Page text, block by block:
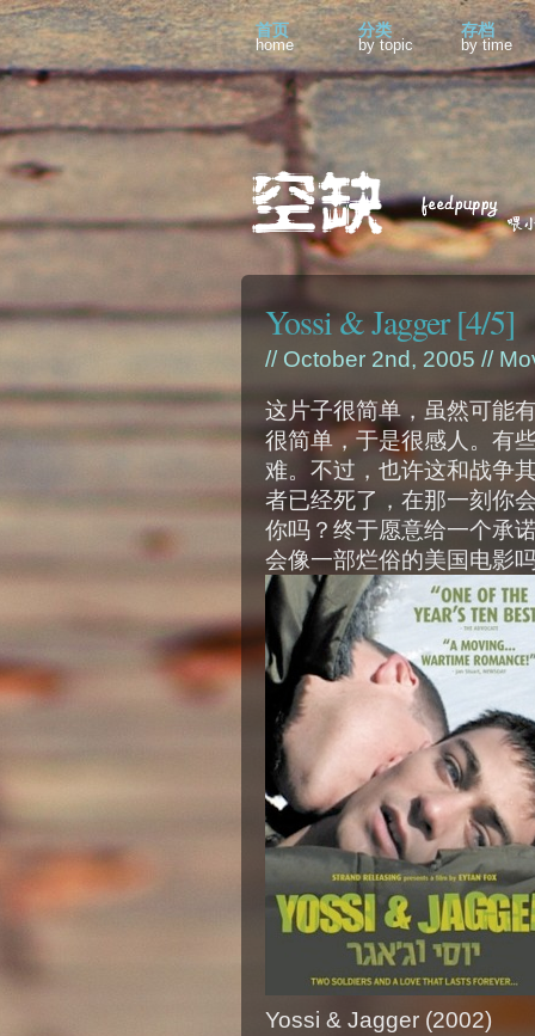
首页
home
分类
by topic
存档
by time
Yossi & Jagger [4/5]
// October 2nd, 2005 //
这片子很简单，虽然可能
很简单，于是很感人。有
难。不过，也许这和战争
者已经死了，在那一刻你
你吗？终于愿意给一个承
会像一部烂俗的美国电影
Yossi & Jagger (2002)